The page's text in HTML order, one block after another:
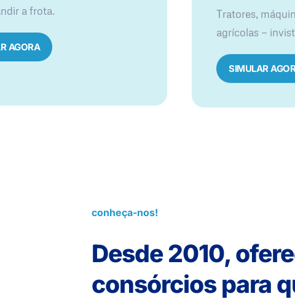
a frota.
AGORA
Tratores,
agrícolas —
SIMULAR
conheça-nos!
Desde 2010,
consórcios para